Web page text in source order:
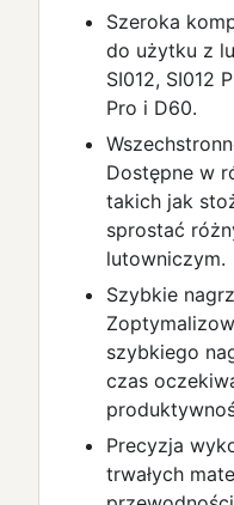
Szeroka
do użytku z
SI012, SI012
Pro i D60.
Dostępne w
takich jak
sprostać
lutowniczym.
Szybkie
szybkiego
czas
Precyzja
trwałych